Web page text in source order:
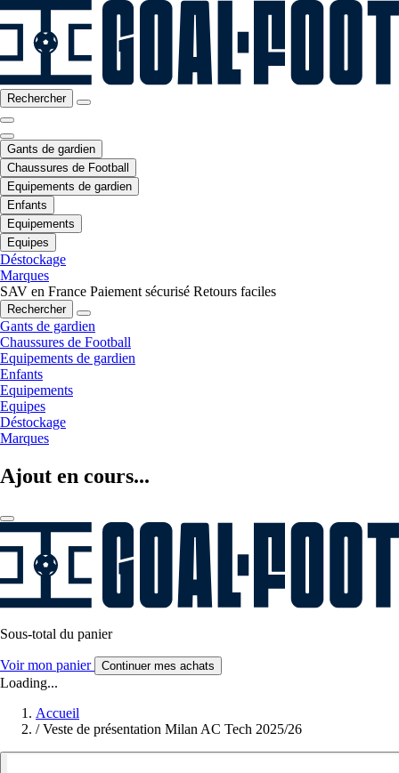
Rechercher
Gants de gardien
Chaussures de Football
Equipements de gardien
Enfants
Equipements
Equipes
Déstockage
Marques
SAV en France Paiement sécurisé Retours faciles
Rechercher
Gants de gardien
Chaussures de Football
Equipements de gardien
Enfants
Equipements
Equipes
Déstockage
Marques
Ajout en cours...
Sous-total du panier
Voir mon panier Continuer mes achats
Loading...
Accueil
/ Veste de présentation Milan AC Tech 2025/26